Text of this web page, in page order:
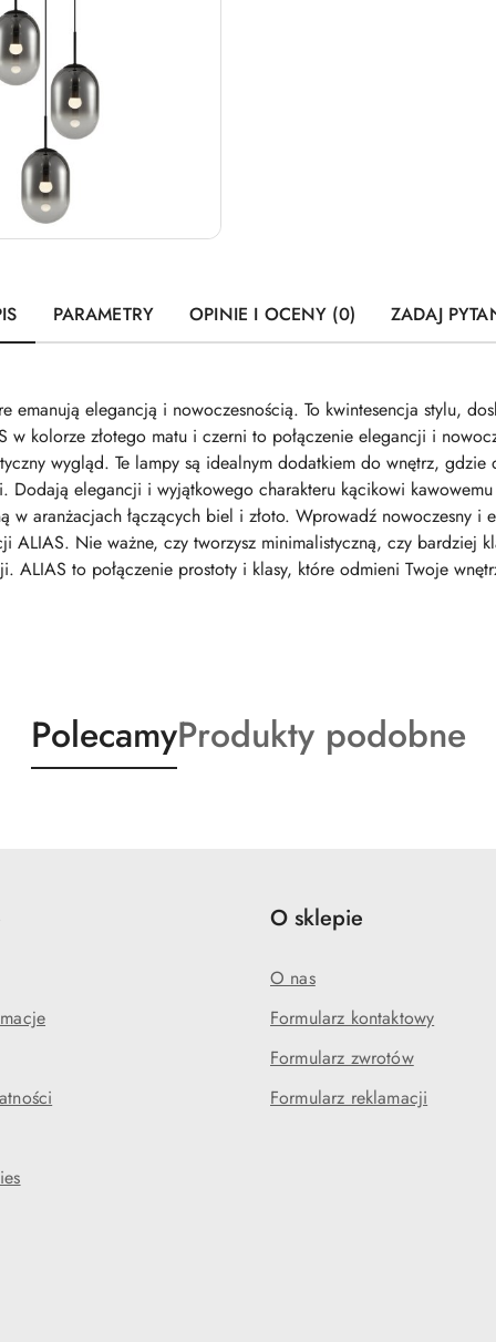
PARAMETRY OPINIE I OCENY (0) ZADAJ
emanują elegancją i nowoczesnością. To kwintesencja stylu,
w kolorze złotego matu i czerni to połączenie elegancji i
wygląd. Te lampy są idealnym dodatkiem do wnętrz,
Dodają elegancji i wyjątkowego charakteru kącikowi
w aranżacjach łączących biel i złoto. Wprowadź nowoczesny i
Nie ważne, czy tworzysz minimalistyczną, czy bardziej
ALIAS to połączenie prostoty i klasy, które odmieni Twoje
Produkty
o
PolecamyProdukty
o
Produkty podobne
O sklepie
O nas
Formularz kontaktowy
Formularz zwrotów
Formularz reklamacji